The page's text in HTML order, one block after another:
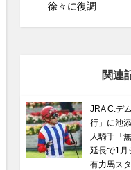
徐々に復調
関連
JRA C.デ
行」に池
人騎手「
延長で1月
有力馬ス